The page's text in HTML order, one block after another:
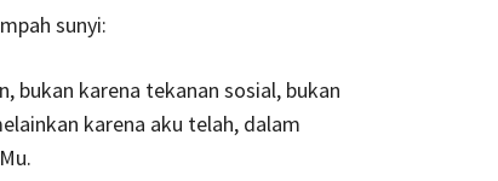
sunyi:
bukan karena tekanan sosial, bukan
karena aku telah, dalam